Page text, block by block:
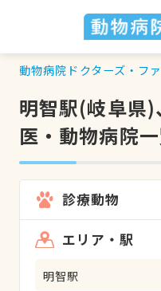
動物病院ドクターズ・フ
明智駅(岐阜県
医・動物病院
診療動物
エリア・駅
明智駅